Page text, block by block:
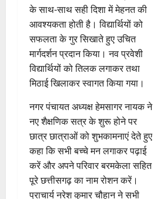
के साथ-साथ सही दिशा में मेहनत की
आवश्यकता होती है। विद्यार्थियों को
सफलता के गुर सिखाते हुए उचित
मार्गदर्शन प्रदान किया। नव प्रवेशी
विद्यार्थियों को तिलक लगाकर तथा
मिठाई खिलाकर स्वागत किया गया।
नगर पंचायत अध्यक्ष हेमसागर नायक ने
नए शैक्षणिक सत्र के शुरू होने पर
छात्र छात्राओं को शुभकामनाएं देते हुए
कहा कि सभी बच्चे मन लगाकर पढ़ाई
करें और अपने परिवार बरमकेला सहित
पूरे छत्तीसगढ़ का नाम रोशन करें।
प्राचार्य नरेश कुमार चौहान ने सभी